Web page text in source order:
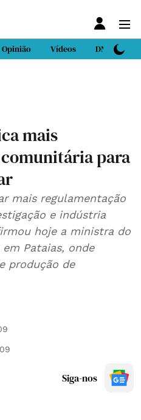
Opinião Vídeos DN Sport
mais
para
mais regulamentação
e indústria
hoje a ministra do
Pataias, onde
produção de
Siga-nos